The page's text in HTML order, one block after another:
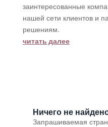
заинтересованные
нашей сети клиентов и
решениям.
читать далее
Ничего не
Запрашиваемая